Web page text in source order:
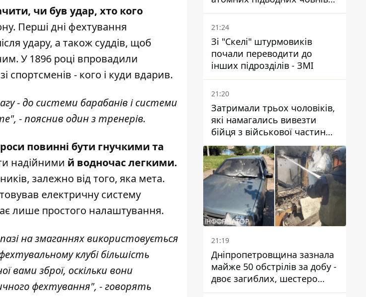
чи був удар, хто кого
Перші дні фехтування
удару, а також суддів, щоб
У 1896 році впровадили
спортсменів - кого і куди вдарив.
- до системи барабанів і системи
- пояснив один з тренерів.
повинні бути гнучкими та
надійними й водночас легкими.
залежно від того, яка мета.
електричну систему
лише простого налаштування.
на змаганнях використовується
клубі більшість
вами зброї, оскільки вони
фехтування", - говорять
за 7400 км від України
21:24
Зі "Скелі" штурмовиків
почали переводити до
інших підрозділів - ЗМІ
21:20
Затримали трьох чоловіків,
які намагались вивезти
бійця з військової частини
до Дніпра за 7 тисяч
доларів: серед них був лікар
21:19
Дніпропетровщина зазнала
майже 50 обстрілів за добу -
двоє загиблих, шестеро
постраждалих